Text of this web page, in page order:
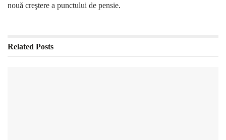
nouă creştere a punctului de pensie.
Related Posts